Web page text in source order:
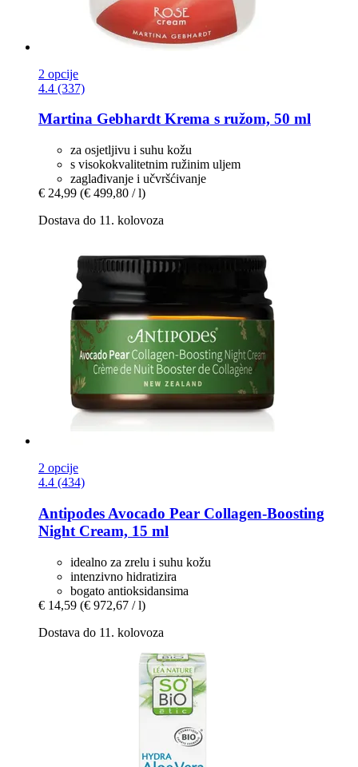
2 opcije
4.4 (337)
Martina GebhardtKrema s ružom, 50 ml
za osjetljivu i suhu kožu
s visokokvalitetnim ružinim uljem
zaglađivanje i učvršćivanje
€ 24,99 (€ 499,80 / l)
Dostava do 11. kolovoza
2 opcije
4.4 (434)
Antipodes Avocado Pear Collagen-​Boosting
Night Cream, 15 ml
idealno za zrelu i suhu kožu
intenzivno hidratizira
bogato antioksidansima
€ 14,59 (€ 972,67 / l)
Dostava do 11. kolovoza